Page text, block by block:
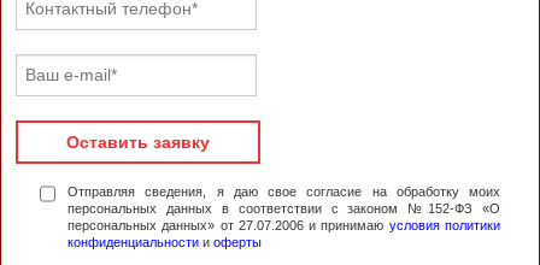
Оставить заявку
Отправляя сведения, я даю свое согласие на обработку моих
персональных данных в соответствии с законом №152-ФЗ «О
персональных данных» от 27.07.2006 и принимаю условия политики
конфиденциальности и оферты